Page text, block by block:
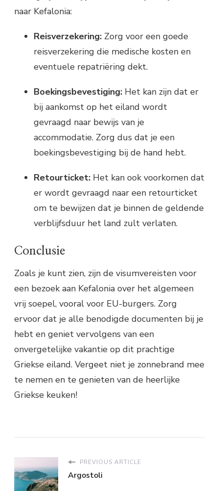
naar Kefalonia:
Reisverzekering: Zorg voor een goede
reisverzekering die medische kosten en
eventuele repatriëring dekt.
Boekingsbevestiging: Het kan zijn dat er
bij aankomst op het eiland wordt
gevraagd naar bewijs van je
accommodatie. Zorg dus dat je een
boekingsbevestiging bij de hand hebt.
Retourticket: Het kan ook voorkomen dat
er wordt gevraagd naar een retourticket
om te bewijzen dat je binnen de geldende
verblijfsduur het land zult verlaten.
Conclusie
Zoals je kunt zien, zijn de visumvereisten voor
een bezoek aan Kefalonia over het algemeen
vrij soepel, vooral voor EU-burgers. Zorg
ervoor dat je alle benodigde documenten bij je
hebt en geniet vervolgens van een
onvergetelijke vakantie op dit prachtige
Griekse eiland. Vergeet niet je zonnebrand mee
te nemen en te genieten van de heerlijke
Griekse keuken!
PREVIOUS ARTICLE
Argostoli